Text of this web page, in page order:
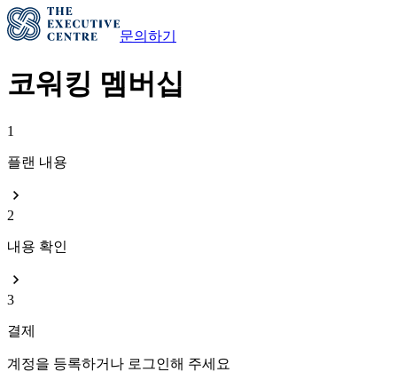
문의하기
코워킹 멤버십
1
플랜 내용
2
내용 확인
3
결제
계정을 등록하거나 로그인해 주세요